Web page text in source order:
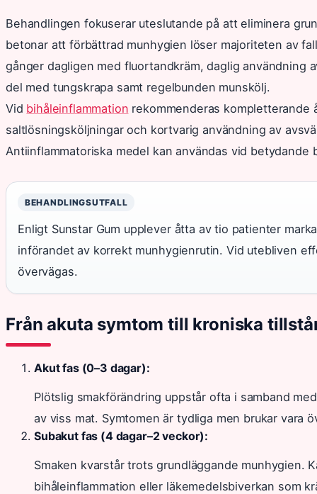
Behandlingen fokuserar uteslutande på att eliminera
betonar att förbättrad munhygien löser majoriteten av
gånger dagligen med fluortandkräm, daglig användning
del med tungskrapa samt regelbunden munskölj.
Vid bihåleinflammation rekommenderas kompletterande
saltlösningsköljningar och kortvarig användning av
Antiinflammatoriska medel kan användas vid betydande
BEHANDLINGSUTFALL
Enligt Sunstar Gum upplever åtta av tio patienter
införandet av korrekt munhygienrutin. Vid utebliven
övervägas.
Från akuta symtom till kroniska
Akut fas (0–3 dagar):
Plötslig smakförändring uppstår ofta i samband
av viss mat. Symtomen är tydliga men brukar vara
Subakut fas (4 dagar–2 veckor):
Smaken kvarstår trots grundläggande munhygien.
bihåleinflammation eller läkemedelsbiverkan som